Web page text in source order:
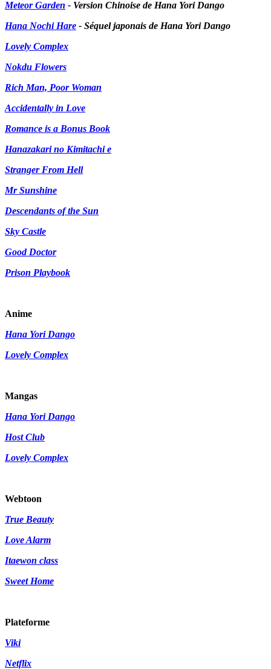
Meteor Garden - Version Chinoise de Hana Yori Dango
Hana Nochi Hare - Séquel japonais de Hana Yori Dango
Lovely Complex
Nokdu Flowers
Rich Man, Poor Woman
Accidentally in Love
Romance is a Bonus Book
Hanazakari no Kimitachi e
Stranger From Hell
Mr Sunshine
Descendants of the Sun
Sky Castle
Good Doctor
Prison Playbook
Anime
Hana Yori Dango
Lovely Complex
Mangas
Hana Yori Dango
Host Club
Lovely Complex
Webtoon
True Beauty
Love Alarm
Itaewon class
Sweet Home
Plateforme
Viki
Netflix